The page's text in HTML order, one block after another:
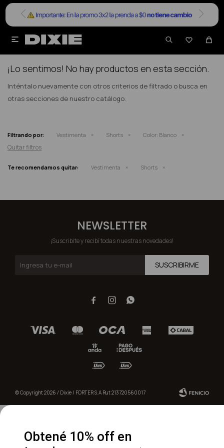


NO SE HAN RECUPERADO PRODUCTOS
¡Lo sentimos! No hay productos en esta sección.
Inténtalo nuevamente con otros criterios de filtrado o busca en
otras secciones de nuestro catálogo.
Filtrando por: Vestimenta Shorts Color: Blanco
Quitar filtros
Te recomendamos quitar: Vestimenta Shorts
NEWSLETTER
¡Suscribite y recibí todas nuestras novedades!
SUSCRIBIRME
  
© Copyright 2026 / Dixie / FORTER S.A Rut 213720560017
Obtené 10% off en